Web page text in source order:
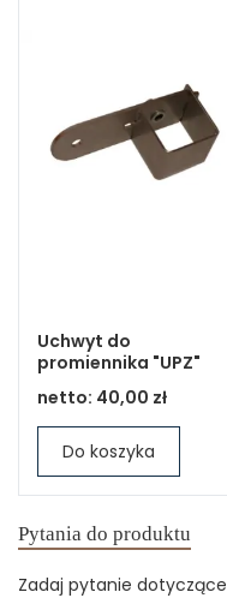
Uchwyt do
promiennika "UPZ"
netto: 40,00 zł
Do koszyka
Pytania do produktu
Zadaj pytanie dotyczące